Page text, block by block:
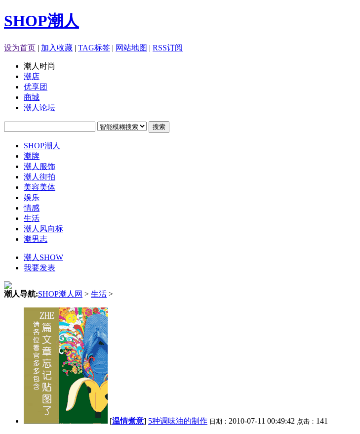
SHOP潮人
设为首页 | 加入收藏 | TAG标签 | 网站地图 | RSS订阅
潮人时尚
潮店
优享团
商城
潮人论坛
搜索
SHOP潮人
潮牌
潮人服饰
潮人街拍
美容美体
娱乐
情感
生活
潮人风向标
潮男志
潮人SHOW
我要发表
潮人导航:SHOP潮人网 > 生活 >
[温情煮意] 5种调味油的制作 日期： 2010-07-11 00:49:42 点击： 141